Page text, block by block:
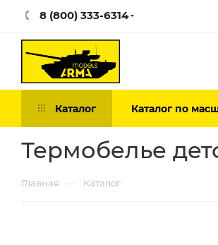
8 (800) 333-6314
Каталог Каталог по
Термобелье
Главная — Каталог